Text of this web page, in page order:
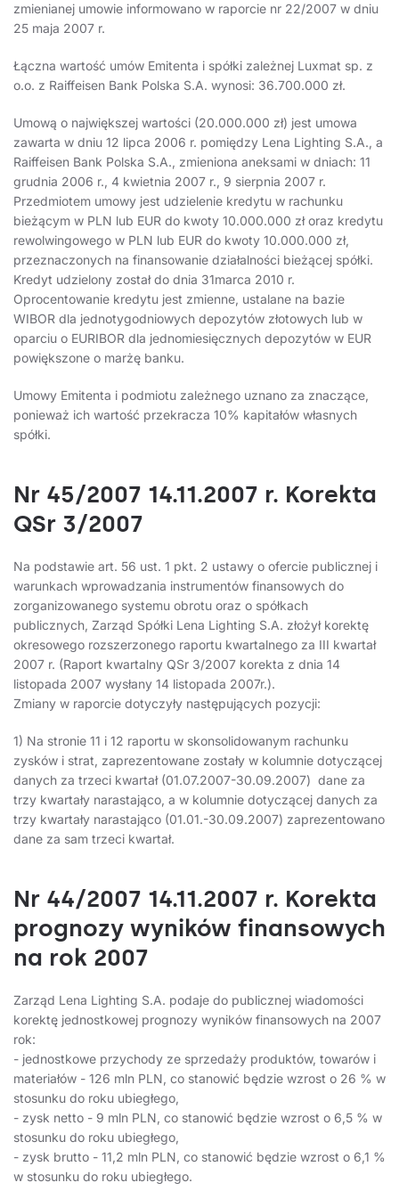
zmienianej umowie informowano w raporcie nr 22/2007 w dniu
25 maja 2007 r.
Łączna wartość umów Emitenta i spółki zależnej Luxmat sp. z
o.o. z Raiffeisen Bank Polska S.A. wynosi: 36.700.000 zł.
Umową o największej wartości (20.000.000 zł) jest umowa
zawarta w dniu 12 lipca 2006 r. pomiędzy Lena Lighting S.A., a
Raiffeisen Bank Polska S.A., zmieniona aneksami w dniach: 11
grudnia 2006 r., 4 kwietnia 2007 r., 9 sierpnia 2007 r.
Przedmiotem umowy jest udzielenie kredytu w rachunku
bieżącym w PLN lub EUR do kwoty 10.000.000 zł oraz kredytu
rewolwingowego w PLN lub EUR do kwoty 10.000.000 zł,
przeznaczonych na finansowanie działalności bieżącej spółki.
Kredyt udzielony został do dnia 31marca 2010 r.
Oprocentowanie kredytu jest zmienne, ustalane na bazie
WIBOR dla jednotygodniowych depozytów złotowych lub w
oparciu o EURIBOR dla jednomiesięcznych depozytów w EUR
powiększone o marżę banku.
Umowy Emitenta i podmiotu zależnego uznano za znaczące,
ponieważ ich wartość przekracza 10% kapitałów własnych
spółki.
Nr 45/2007 14.11.2007 r. Korekta
QSr 3/2007
Na podstawie art. 56 ust. 1 pkt. 2 ustawy o ofercie publicznej i
warunkach wprowadzania instrumentów finansowych do
zorganizowanego systemu obrotu oraz o spółkach
publicznych, Zarząd Spółki Lena Lighting S.A. złożył korektę
okresowego rozszerzonego raportu kwartalnego za III kwartał
2007 r. (Raport kwartalny QSr 3/2007 korekta z dnia 14
listopada 2007 wysłany 14 listopada 2007r.).
Zmiany w raporcie dotyczyły następujących pozycji:
1) Na stronie 11 i 12 raportu w skonsolidowanym rachunku
zysków i strat, zaprezentowane zostały w kolumnie dotyczącej
danych za trzeci kwartał (01.07.2007-30.09.2007) dane za
trzy kwartały narastająco, a w kolumnie dotyczącej danych za
trzy kwartały narastająco (01.01.-30.09.2007) zaprezentowano
dane za sam trzeci kwartał.
Nr 44/2007 14.11.2007 r. Korekta
prognozy wyników finansowych
na rok 2007
Zarząd Lena Lighting S.A. podaje do publicznej wiadomości
korektę jednostkowej prognozy wyników finansowych na 2007
rok:
- jednostkowe przychody ze sprzedaży produktów, towarów i
materiałów - 126 mln PLN, co stanowić będzie wzrost o 26 % w
stosunku do roku ubiegłego,
- zysk netto - 9 mln PLN, co stanowić będzie wzrost o 6,5 % w
stosunku do roku ubiegłego,
- zysk brutto - 11,2 mln PLN, co stanowić będzie wzrost o 6,1 %
w stosunku do roku ubiegłego.